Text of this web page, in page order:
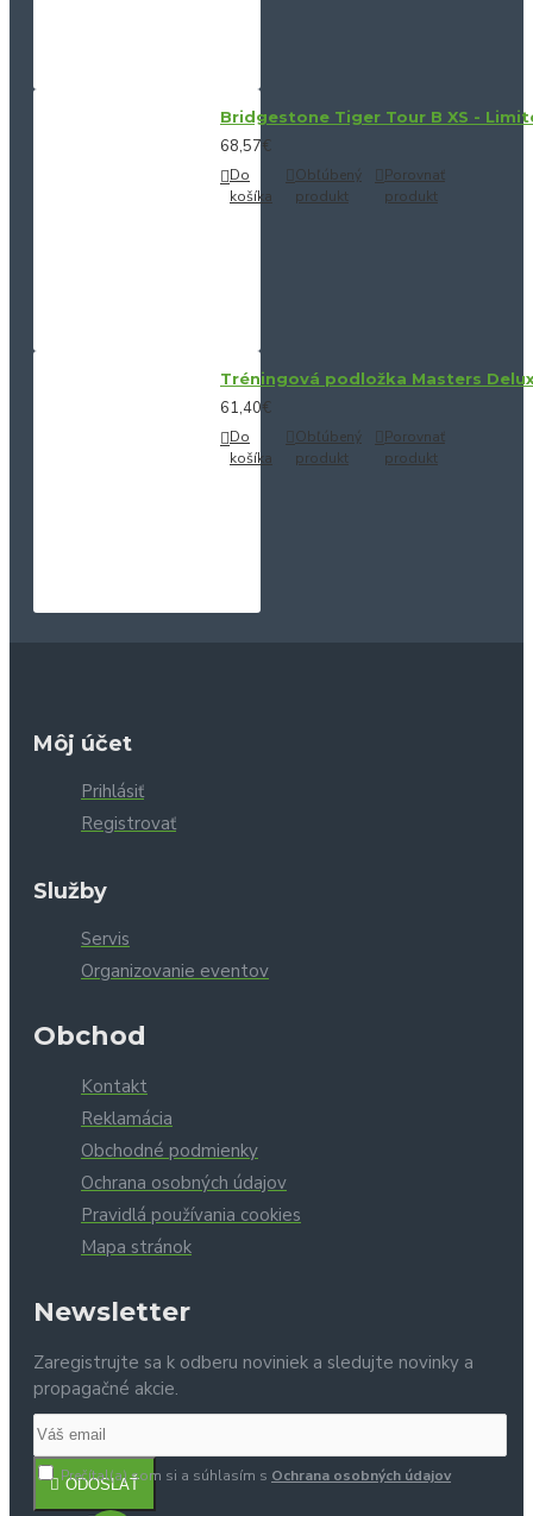
Bridgestone Tiger Tour B XS -
68,57€
Do
košíka
Obľúbený
produkt
Porovnať
produkt
Tréningová podložka Masters
61,40€
Do
košíka
Obľúbený
produkt
Porovnať
produkt
Môj účet
Prihlásiť
Registrovať
Služby
Servis
Organizovanie eventov
Obchod
Kontakt
Reklamácia
Obchodné podmienky
Ochrana osobných údajov
Pravidlá používania cookies
Mapa stránok
Newsletter
Zaregistrujte sa k odberu noviniek a sledujte novinky a
propagačné akcie.
ODOSLAŤ
Prečítal(a) som si a súhlasím s Ochrana osobných údajov